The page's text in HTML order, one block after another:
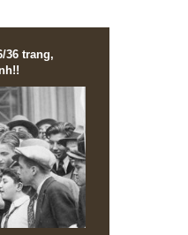
câu hỏi của em.
hơn về phương pháp định
dụng để ước lượng ra giá
được không?.